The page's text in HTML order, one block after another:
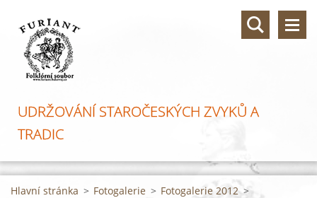
UDRŽOVÁNÍ STAROČESKÝCH ZVYKŮ A
TRADIC
Hlavní stránka > Fotogalerie > Fotogalerie 2012 >